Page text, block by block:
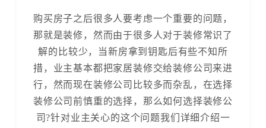
购买房子之后很多人要考虑一个重要的问题，
那就是装修，然而由于很多人对于装修常识了
解的比较少，当新房拿到钥匙后有些不知所
措，业主基本都把家居装修交给装修公司来进
行，然而现在装修公司比较多而杂乱，在选择
装修公司前慎重的选择，那么如何选择装修公
司?针对业主关心的这个问题我们详细介绍一